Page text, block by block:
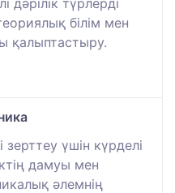
білім мен
қалыптастыру.
үшін күрделі
дамуы мен
әлемнің